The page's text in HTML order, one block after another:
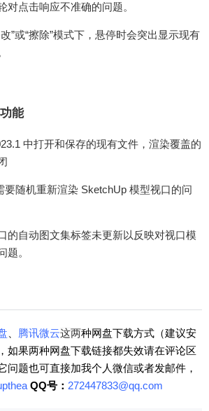
对点击响应不准确的问题。
”或“擦除”模式下，悬停时会突出显示现有
能
中打开和保存的现有文件，渲染覆盖的
要随机重新渲染 SketchUp 模型视口的问
的自动图文集标签未更新以反映对视口模
题。
腾讯微云这两种网盘下载方式（建议安
如果两种网盘下载链接都失效请在评论区
问题也可直接加我个人微信或者发邮件，
QQ号： 272447833@qq.com
)。随着物价上涨，49元或者149
能买不到太多商品。但是如果您
本站 VIP会员，可以得到少校提供
插件、专属素材、专属”答疑+辅
载整个网站，绝对是物超所值。
也非常期待您的加入哦^_^ 0 收